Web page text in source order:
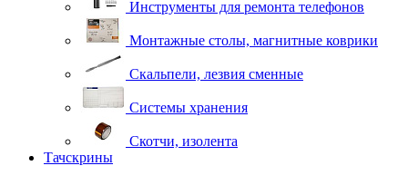
Инструменты для ремонта телефонов
Монтажные столы, магнитные коврики
Скальпели, лезвия сменные
Системы хранения
Скотчи, изолента
Тачскрины